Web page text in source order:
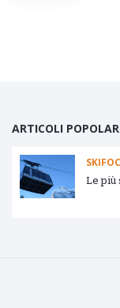
ARTICOLI
Le più